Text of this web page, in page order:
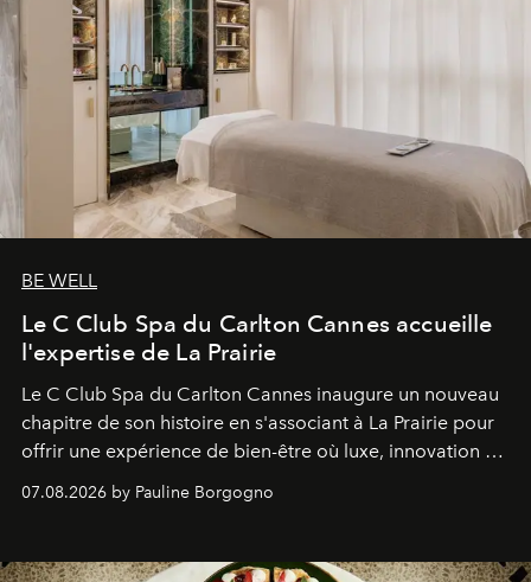
BE WELL
Le C Club Spa du Carlton Cannes accueille
l'expertise de La Prairie
Le C Club Spa du Carlton Cannes inaugure un nouveau
chapitre de son histoire en s'associant à La Prairie pour
offrir une expérience de bien-être où luxe, innovation et
expertise se rencontrent.
07.08.2026 by Pauline Borgogno